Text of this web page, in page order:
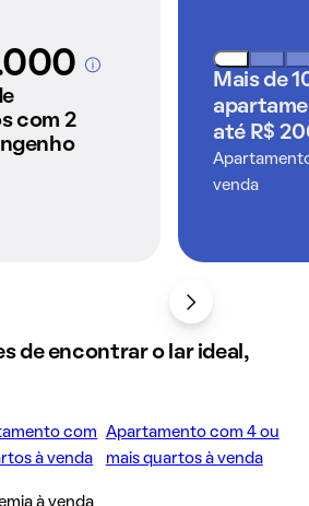
A partir dos imóveis
com 2
Mais de
até R$
venda
de encontrar o lar ideal,
com
à venda
Apartamento com 4 ou
mais quartos à venda